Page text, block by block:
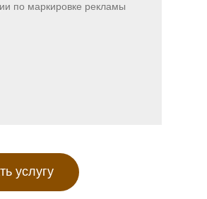
по маркировке рекламы
услугу